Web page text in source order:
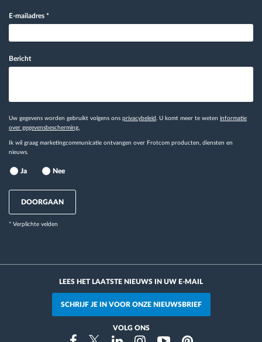
E-mailadres *
Bericht
Uw gegevens worden gebruikt volgens ons privacybeleid . U komt meer te weten informatie
over gegevensbescherming.
Ik wil graag marketingcommunicatie ontvangen over Frotcom producten, diensten en
nieuws.
Ja Nee
DOORGAAN
* Verplichte velden
LEES HET LAATSTE NIEUWS IN UW E-MAIL
SCHRIJF JE IN VOOR ONZE NIEUWSBRIEF
VOLG ONS